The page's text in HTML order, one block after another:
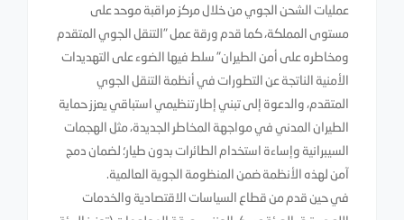
عمليات الشحن الجوي من خلال مركز مراقبة موحد على
مستوى المملكة، كما قدم ورقة عمل "التنقل الجوي المتقدم
ومخاطره على أمن الطيران" سلط فيها الضوء على التهديدات
الأمنية الناتجة عن التطورات في أنظمة التنقل الجوي
المتقدم، والدعوة إلى تبني إطار تنظيمي استباقي يعزز حماية
الطيران المدني في مواجهة المخاطر الجديدة، مثل الهجمات
السيبرانية وإساءة استخدام الطائرات بدون طيار؛ لضمان دمج
آمن لهذه الأنظمة ضمن المنظومة الجوية العالمية.
في حين قدم من قطاع السياسات الاقتصادية والخدمات